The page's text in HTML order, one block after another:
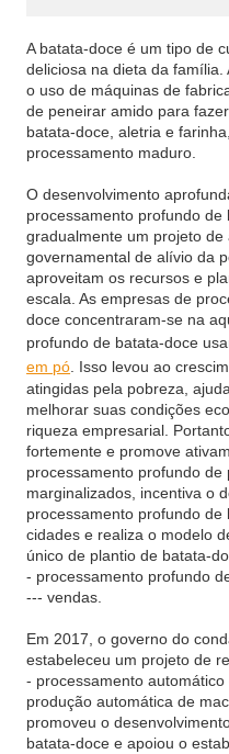
A batata-doce é um tipo de
deliciosa na dieta da família.
o uso de máquinas de
de peneirar amido para
batata-doce, aletria e
processamento maduro.
O desenvolvimento
processamento profundo
gradualmente um projeto
governamental de alívio da
aproveitam os recursos e
escala. As empresas de
doce concentraram-se na
profundo de batata-doce
em pó . Isso levou ao
atingidas pela pobreza,
melhorar suas condições
riqueza empresarial.
fortemente e promove
processamento profundo
marginalizados, incentiva o
processamento profundo
cidades e realiza o modelo
único de plantio de batata-
- processamento profundo
--- vendas.
Em 2017, o governo do
estabeleceu um projeto de
- processamento
produção automática de
promoveu o
batata-doce e apoiou o